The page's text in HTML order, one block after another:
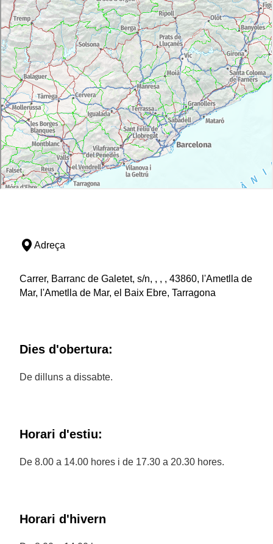
Adreça
Carrer, Barranc de Galetet, s/n, , , , 43860, l'Ametlla de
Mar, l'Ametlla de Mar, el Baix Ebre, Tarragona
Dies d'obertura:
De dilluns a dissabte.
Horari d'estiu:
De 8.00 a 14.00 hores i de 17.30 a 20.30 hores.
Horari d'hivern